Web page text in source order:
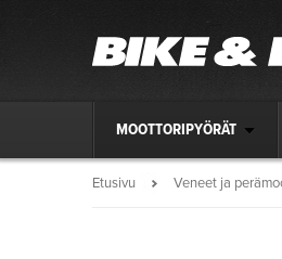
MOOTTORIPYÖRÄT
Etusivu Veneet ja